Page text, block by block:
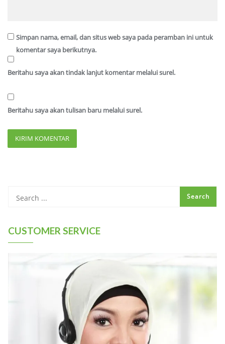
Simpan nama, email, dan situs web saya pada peramban ini untuk
komentar saya berikutnya.
Beritahu saya akan tindak lanjut komentar melalui surel.
Beritahu saya akan tulisan baru melalui surel.
CUSTOMER SERVICE